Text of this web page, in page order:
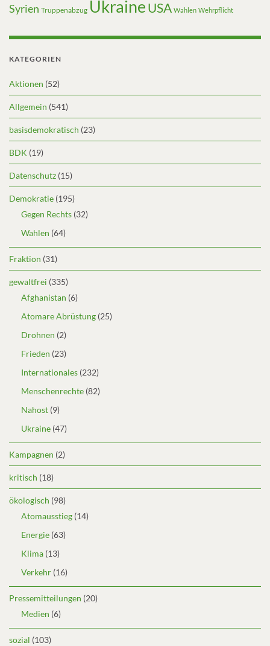
Syrien Truppenabzug UkraineUSA Wahlen Wehrpflicht
KATEGORIEN
Aktionen (52)
Allgemein (541)
basisdemokratisch (23)
BDK (19)
Datenschutz (15)
Demokratie (195)
Gegen Rechts (32)
Wahlen (64)
Fraktion (31)
gewaltfrei (335)
Afghanistan (6)
Atomare Abrüstung (25)
Drohnen (2)
Frieden (23)
Internationales (232)
Menschenrechte (82)
Nahost (9)
Ukraine (47)
Kampagnen (2)
kritisch (18)
ökologisch (98)
Atomausstieg (14)
Energie (63)
Klima (13)
Verkehr (16)
Pressemitteilungen (20)
Medien (6)
sozial (103)